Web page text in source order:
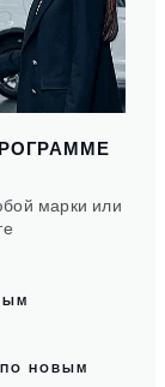
марки или
ПО НОВЫМ